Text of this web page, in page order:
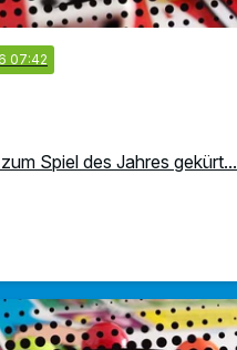
07:42
Spiel des Jahres gekürt...